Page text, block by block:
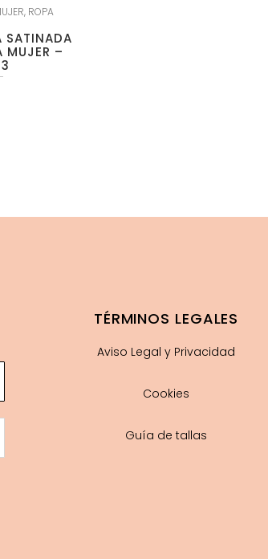
, ROPA
SATINADA
MUJER –
TÉRMINOS LEGALES
Aviso Legal y Privacidad
Cookies
Guía de tallas